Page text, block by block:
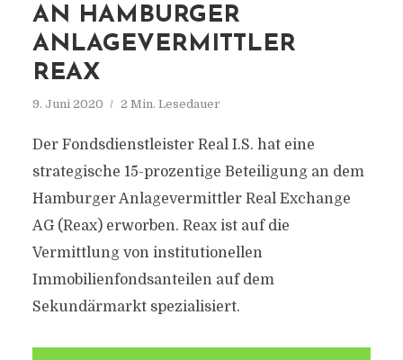
AN HAMBURGER
ANLAGEVERMITTLER
REAX
9. Juni 2020 2 Min. Lesedauer
Der Fondsdienstleister Real I.S. hat eine
strategische 15-prozentige Beteiligung an dem
Hamburger Anlagevermittler Real Exchange
AG (Reax) erworben. Reax ist auf die
Vermittlung von institutionellen
Immobilienfondsanteilen auf dem
Sekundärmarkt spezialisiert.